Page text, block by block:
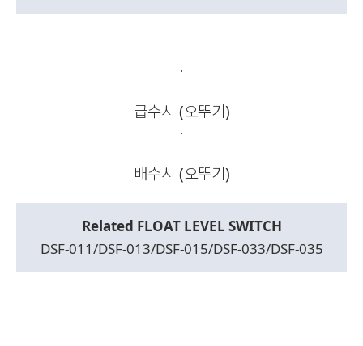
급수시 (오뚜기)
배수시 (오뚜기)
Related FLOAT LEVEL SWITCH
DSF-011/DSF-013/DSF-015/DSF-033/DSF-035